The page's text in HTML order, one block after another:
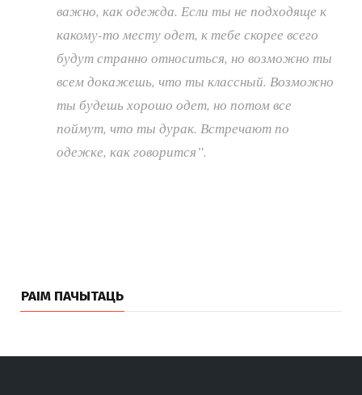
важно, как одежда. Если ты не подходяще к
какому-то месту одет, к тебе скорее всего
будут странно относиться, но возможно ты
всем докажешь, что ты классный. Возможно
ты будешь хорошо одет, но потом все
поймут, что ты дурак. Встречают по
одежке, как говорится”.
РАІМ ПАЧЫТАЦЬ